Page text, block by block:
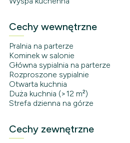
Cechy wewnętrzne
Pralnia na parterze
Kominek w salonie
Główna sypialnia na parterze
Rozproszone sypialnie
Otwarta kuchnia
Duża kuchnia (>12 m²)
Strefa dzienna na górze
Cechy zewnętrzne